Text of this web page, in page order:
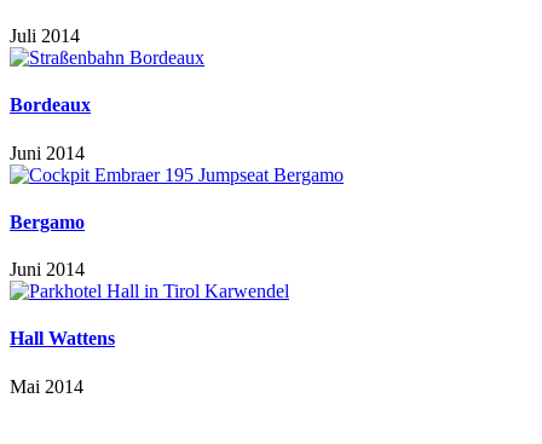
Juli 2014
Bordeaux
Juni 2014
Bergamo
Juni 2014
Hall Wattens
Mai 2014